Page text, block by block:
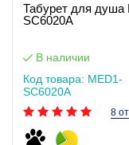
Табурет для душа
SC6020A
В наличии
Код товара: MED1-
SC6020A
8